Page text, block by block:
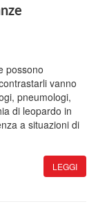
possono
vanno
pneumologi,
di leopardo in
a situazioni di
LEGGI